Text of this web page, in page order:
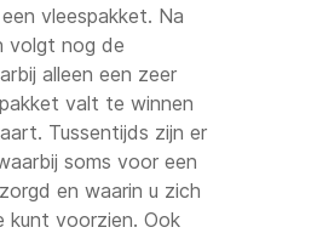
vleespakket. Na
volgt nog de
alleen een zeer
valt te winnen
Tussentijds zijn er
soms voor een
en waarin u zich
kunt voorzien. Ook